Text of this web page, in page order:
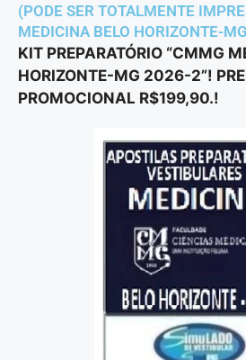
(PODE SER TOTALMENTE
MEDICINA BELO HORIZONTE-
KIT PREPARATÓRIO “CMMG
HORIZONTE-MG 2026-2”!
PROMOCIONAL R$199,90.!